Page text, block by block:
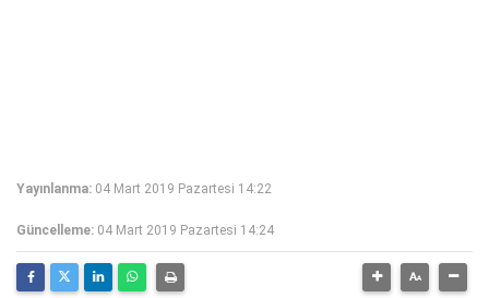
Yayınlanma: 04 Mart 2019 Pazartesi 14:22
Güncelleme: 04 Mart 2019 Pazartesi 14:24